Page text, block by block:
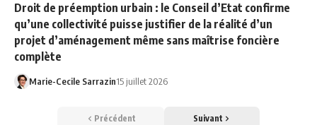
Droit de préemption urbain : le Conseil d’Etat confirme
qu’une collectivité puisse justifier de la réalité d’un
projet d’aménagement même sans maîtrise foncière
complète
Marie-Cecile Sarrazin15 juillet 2026
Précédent Suivant